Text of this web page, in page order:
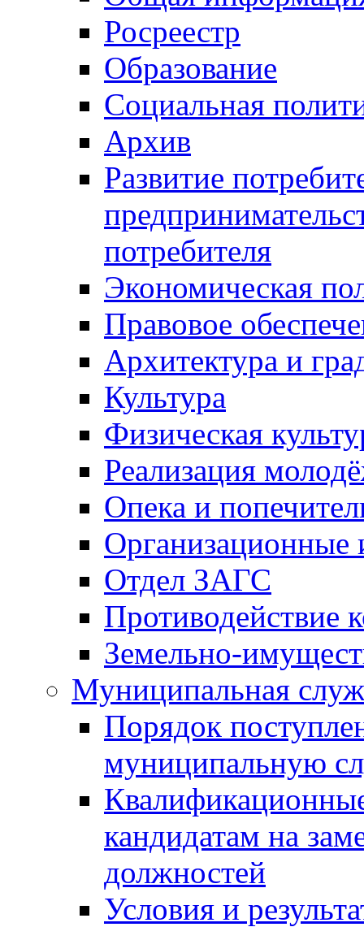
Росреестр
Образование
Социальная
Архив
Развитие
потребителя
Экономическая
Правовое
Архитектура и
Культура
Физическая
Реализация
Опека и
Отдел ЗАГС
Противодействие
Земельно-
Муниципальная
Порядок
муниципальную
кандидатам на
должностей
Условия и